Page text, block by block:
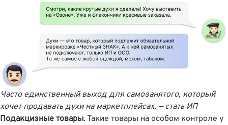
Часто единственный выход для самозанятого, который
хочет продавать духи на маркетплейсах, — стать ИП
Подакцизные товары. Такие товары на особом контроле у